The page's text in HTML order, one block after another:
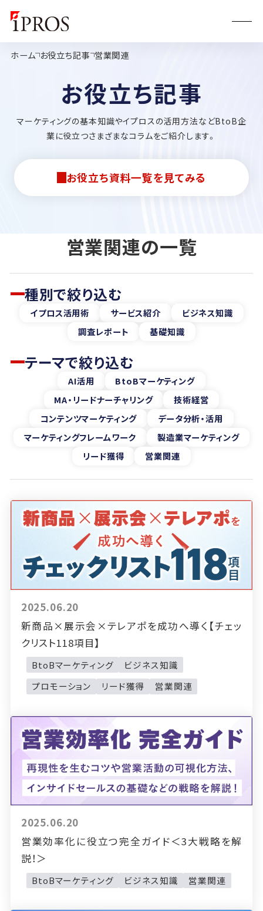
ホーム お役立ち記事 営業関連
お役立ち記事
マーケティングの基本知識やイプロスの活用方法などBtoB企
業に役立つさまざまなコラムをご紹介します。
お役立ち資料一覧を見てみる
営業関連の一覧
種別で絞り込む
イプロス活用術 サービス紹介
ビジネス知識
調査レポート
基礎知識
テーマで絞り込む
AI活用
BtoBマーケティング
MA・リードナーチャリング
技術経営
コンテンツマーケティング
データ分析・活用
マーケティングフレームワーク
製造業マーケティング
リード獲得
営業関連
2025.06.20
新商品×展示会×テレアポを成功へ導く【チェッ
クリスト118項目】
BtoBマーケティング
ビジネス知識
プロモーション
リード獲得 営業関連
2025.06.20
営業効率化に役立つ完全ガイド＜3大戦略を解
説！＞
BtoBマーケティング ビジネス知識 営業関連